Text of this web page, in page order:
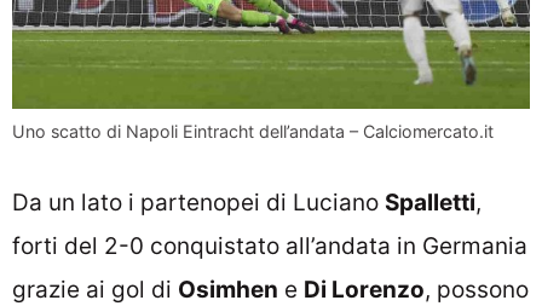
Uno scatto di Napoli Eintracht dell’andata – Calciomercato.it
Da un lato i partenopei di Luciano Spalletti,
forti del 2-0 conquistato all’andata in Germania
grazie ai gol di Osimhen e Di Lorenzo, possono